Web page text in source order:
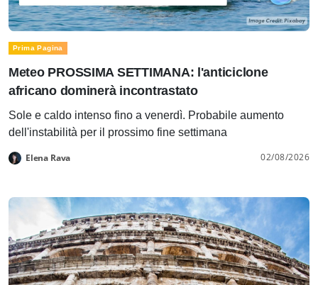
Prima Pagina
Meteo PROSSIMA SETTIMANA: l'anticiclone
africano dominerà incontrastato
Sole e caldo intenso fino a venerdì. Probabile aumento
dell'instabilità per il prossimo fine settimana
Elena Rava 02/08/2026